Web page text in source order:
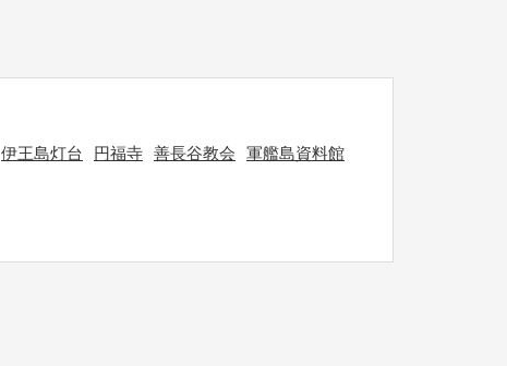
伊王島灯台 円福寺 善長谷教会
軍艦島資料館